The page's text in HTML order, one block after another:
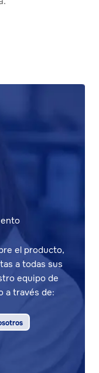
el producto,
a todas sus
equipo de
a través de: